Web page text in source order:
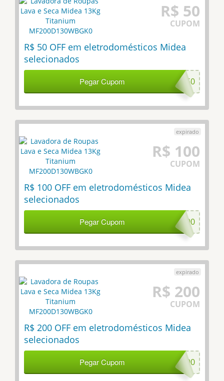
R$ 50
CUPOM
R$ 50 OFF em eletrodomésticos Midea
selecionados
Pegar Cupom ED50
R$ 100
CUPOM
R$ 100 OFF em eletrodomésticos Midea
selecionados
Pegar Cupom ED100
R$ 200
CUPOM
R$ 200 OFF em eletrodomésticos Midea
selecionados
Pegar Cupom ED200